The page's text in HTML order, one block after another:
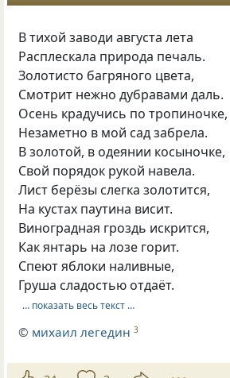
В тихой заводи августа лета
Расплескала природа печаль.
Золотисто багряного цвета,
Смотрит нежно дубравами даль.
Осень крадучись по тропиночке,
Незаметно в мой сад забрела.
В золотой, в одеянии косыночке,
Свой порядок рукой навела.
Лист берёзы слегка золотится,
На кустах паутина висит.
Виноградная гроздь искрится,
Как янтарь на лозе горит.
Спеют яблоки наливные,
Груша сладостью отдаёт.
… показать весь текст …
© михаил легедин 3